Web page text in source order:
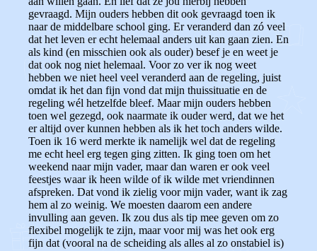
gevraagd. Mijn ouders hebben dit ook gevraagd toen ik
naar de middelbare school ging. Er veranderd dan zó veel
dat het leven er echt helemaal anders uit kan gaan zien. En
als kind (en misschien ook als ouder) besef je en weet je
dat ook nog niet helemaal. Voor zo ver ik nog weet
hebben we niet heel veel veranderd aan de regeling, juist
omdat ik het dan fijn vond dat mijn thuissituatie en de
regeling wél hetzelfde bleef. Maar mijn ouders hebben
toen wel gezegd, ook naarmate ik ouder werd, dat we het
er altijd over kunnen hebben als ik het toch anders wilde.
Toen ik 16 werd merkte ik namelijk wel dat de regeling
me echt heel erg tegen ging zitten. Ik ging toen om het
weekend naar mijn vader, maar dan waren er ook veel
feestjes waar ik heen wilde of ik wilde met vriendinnen
afspreken. Dat vond ik zielig voor mijn vader, want ik zag
hem al zo weinig. We moesten daarom een andere
invulling aan geven. Ik zou dus als tip mee geven om zo
flexibel mogelijk te zijn, maar voor mij was het ook erg
fijn dat (vooral na de scheiding als alles al zo onstabiel is)